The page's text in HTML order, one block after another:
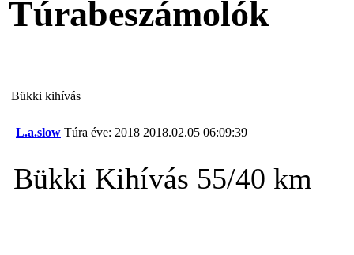
Túrabeszámolók
Bükki kihívás
L.a.slow Túra éve: 2018 2018.02.05 06:09:39
Bükki Kihívás 55/40 km